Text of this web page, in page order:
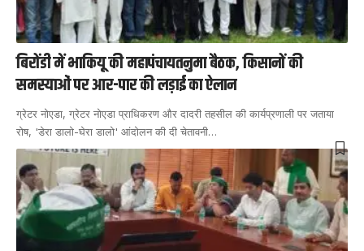
बिरोंडी में भाकियू की महापंचायतनुमा बैठक, किसानों की
समस्याओं पर आर-पार की लड़ाई का ऐलान
ग्रेटर नोएडा, ग्रेटर नोएडा प्राधिकरण और दादरी तहसील की कार्यप्रणाली पर जताया
रोष, 'डेरा डालो-घेरा डालो' आंदोलन की दी चेतावनी…